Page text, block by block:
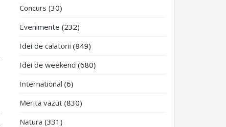
Concurs (30)
Evenimente (232)
Idei de calatorii (849)
Idei de weekend (680)
International (6)
Merita vazut (830)
Natura (331)